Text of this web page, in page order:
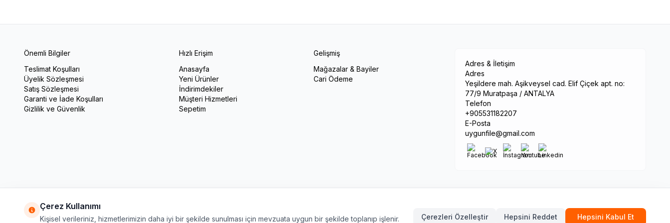
Önemli Bilgiler
Teslimat Koşulları
Üyelik Sözleşmesi
Satış Sözleşmesi
Garanti ve İade Koşulları
Gizlilik ve Güvenlik
Hızlı Erişim
Anasayfa
Yeni Ürünler
İndirimdekiler
Müşteri Hizmetleri
Sepetim
Gelişmiş
Mağazalar & Bayiler
Cari Ödeme
Adres & İletişim
Adres
Yeşildere mah. Aşikveysel cad. Elif Çiçek apt. no:
77/9 Muratpaşa / ANTALYA
Telefon
+905531182207
E-Posta
uygunfile@gmail.com
© 2026 Tüm hakları saklıdır.
Çerez Kullanımı
Kişisel verileriniz, hizmetlerimizin daha iyi bir şekilde sunulması için mevzuata uygun bir şekilde toplanıp işlenir. Çerezleri Özelleştir Hepsini Reddet Hepsini Kabul Et